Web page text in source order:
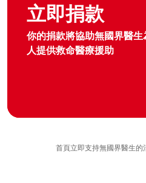
立即捐款
你的捐款將協助無國界醫
人提供救命醫療援助
首頁立即支持無國界醫生的